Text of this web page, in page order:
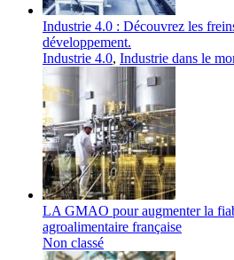
Industrie 4.0 : Découvrez les
développement.
Industrie 4.0, Industrie dans le
LA GMAO pour augmenter la
agroalimentaire française
Non classé